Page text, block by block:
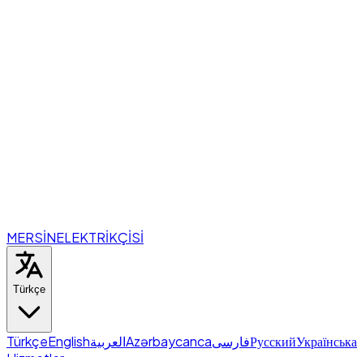
MERSİNELEKTRİKÇİSİ
Türkçe
TürkçeEnglishالعربيةAzərbaycancaفارسیРусскийУкраїнська